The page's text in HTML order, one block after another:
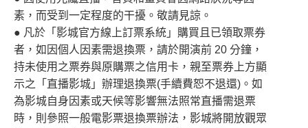
素，而受到一定程度的干擾。敬請見諒。
● 凡於「影城官方線上訂票系統」購買且已領取票券
者，如因個人因素需退換票，請於開演前 20 分鐘，
持未使用之票券與原購票之信用卡，親至票券上方顯
示之「直播影城」辦理退換票(手續費恕不退還)。如
為影城自身因素或天候等影響無法照常直播需退票
時，則參照一般電影票退換票辦法，影城將開放觀眾